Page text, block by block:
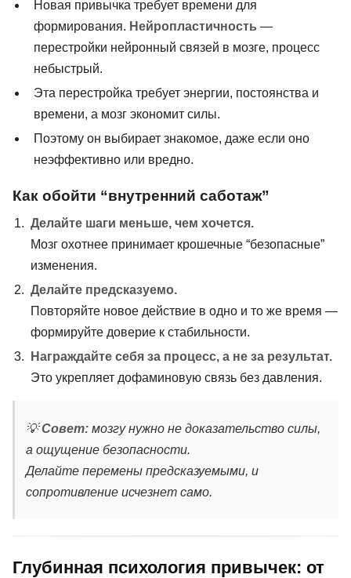
Новая привычка требует времени для
формирования. Нейропластичность —
перестройки нейронный связей в мозге, процесс
небыстрый.
Эта перестройка требует энергии, постоянства и
времени, а мозг экономит силы.
Поэтому он выбирает знакомое, даже если оно
неэффективно или вредно.
Как обойти “внутренний саботаж”
Делайте шаги меньше, чем хочется.
Мозг охотнее принимает крошечные “безопасные”
изменения.
Делайте предсказуемо.
Повторяйте новое действие в одно и то же время —
формируйте доверие к стабильности.
Награждайте себя за процесс, а не за результат.
Это укрепляет дофаминовую связь без давления.
💡Совет: мозгу нужно не доказательство силы,
а ощущение безопасности.
Делайте перемены предсказуемыми, и
сопротивление исчезнет само.
Глубинная психология привычек: от